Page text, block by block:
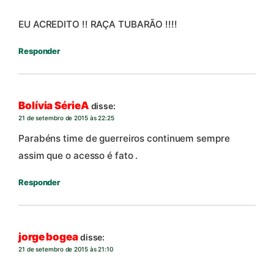
EU ACREDITO !! RAÇA TUBARÃO !!!!
Responder
Bolívia SérieA disse:
21 de setembro de 2015 às 22:25
Parabéns time de guerreiros continuem sempre
assim que o acesso é fato .
Responder
jorge bogeadisse:
21 de setembro de 2015 às 21:10